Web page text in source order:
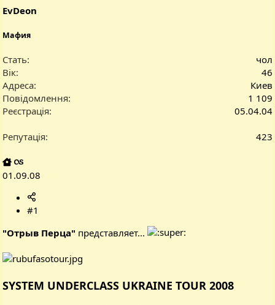
EvDeon
Мафия
Стать
чол
Вік
46
Адреса
Киев
Повідомлення
1 109
Реєстрація
05.04.04
Репутація 423
01.09.08
#1
"Отрыв Перца" представляет...
SYSTEM UNDERCLASS UKRAINE TOUR 2008